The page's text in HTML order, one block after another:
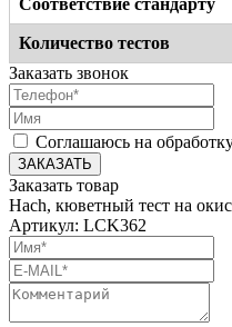
Количество тестов
Заказать звонок
Соглашаюсь на
ЗАКАЗАТЬ
Заказать товар
Hach, кюветный тест на
Артикул: LCK362